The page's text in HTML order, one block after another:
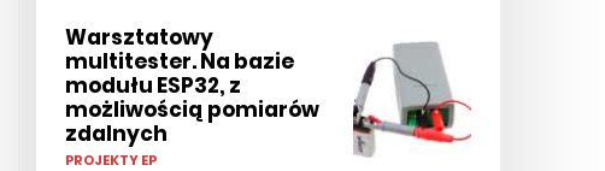
Warsztatowy
multitester. Na bazie
modułu ESP32, z
możliwością pomiarów
zdalnych
PROJEKTY EP